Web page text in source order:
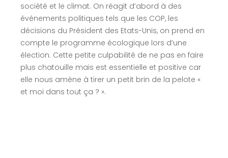
société et le climat. On réagit d’abord à des
événements politiques tels que les COP, les
décisions du Président des Etats-Unis, on prend en
compte le programme écologique lors d’une
élection. Cette petite culpabilité de ne pas en faire
plus chatouille mais est essentielle et positive car
elle nous amène à tirer un petit brin de la pelote «
et moi dans tout ça ? ».